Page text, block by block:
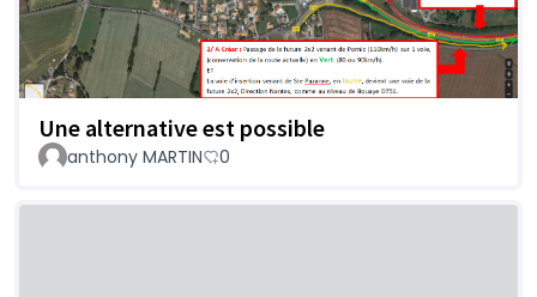
Une alternative est possible
anthony MARTIN 0